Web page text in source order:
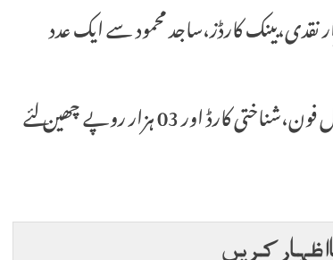
نے محسن محمود سے ایک عدد موبائل اور 06 ہزار نقدی،بینک کارڈز،ساجد محمود سے ایک عدد
اظہار کریں